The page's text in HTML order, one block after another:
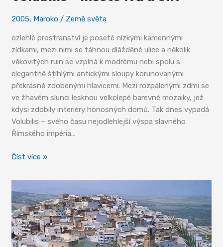
2005, Maroko / Země světa
ozlehlé prostranství je poseté nízkými kamennými
zídkami, mezi nimi se táhnou dlážděné ulice a několik
věkovitých ruin se vzpíná k modrému nebi spolu s
elegantně štíhlými antickými sloupy korunovanými
překrásně zdobenými hlavicemi. Mezi rozpálenými zdmi se
ve žhavém slunci lesknou velkolepé barevné mozaiky, jež
kdysi zdobily interiéry honosných domů. Tak dnes vypadá
Volubilis – svého času nejodlehlejší výspa slavného
Římského impéria…
Volubilis
město
lvů
a
oliv
Číst více »